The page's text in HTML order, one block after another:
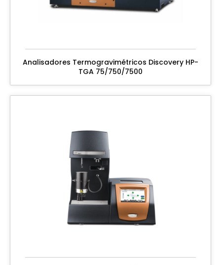
Analisadores Termogravimétricos Discovery HP-
TGA 75/750/7500